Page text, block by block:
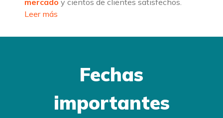
mercado y cientos de clientes satisfechos.
Leer más
Fechas
importantes